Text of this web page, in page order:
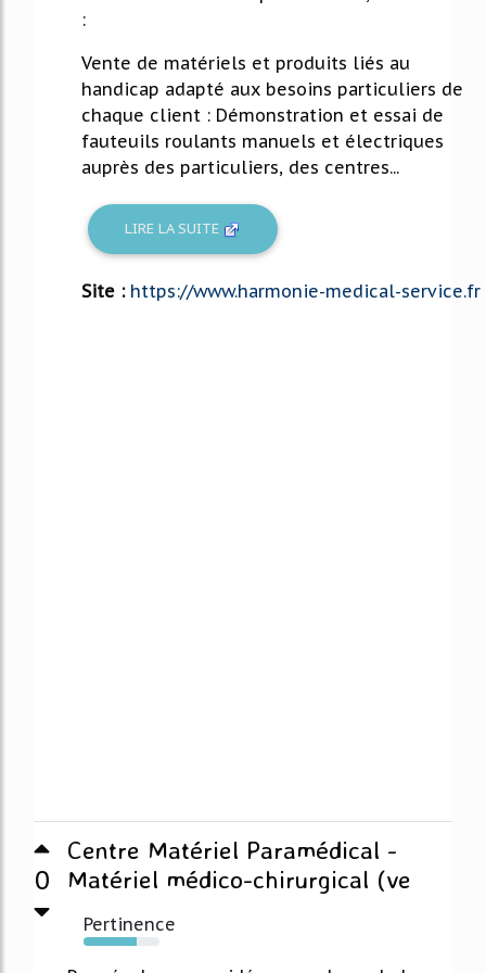
:
Vente de matériels et produits liés au
handicap adapté aux besoins particuliers de
chaque client : Démonstration et essai de
fauteuils roulants manuels et électriques
auprès des particuliers, des centres...
LIRE LA SUITE
Site : https://www.harmonie-medical-service.fr
0
Centre Matériel Paramédical -
Matériel médico-chirurgical (ve
Pertinence
70%